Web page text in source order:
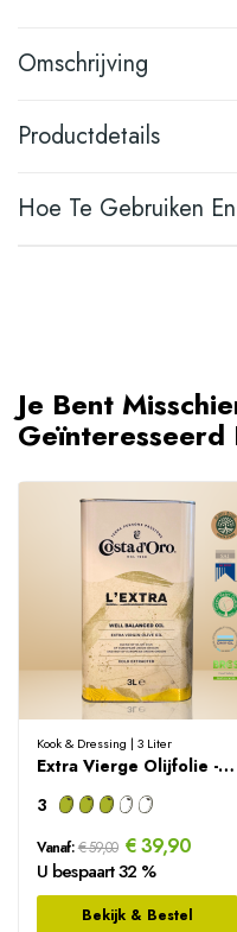
Omschrijving
Productdetails
Hoe Te Gebruiken
Je Bent
Geïnteresseerd
Kook & Dressing | 3 Liter
Extra Vierge Olijfolie - 3 Liter
3
Vanaf: € 59,00 € 39,90
U bespaart 32 %
Bekijk & Bestel